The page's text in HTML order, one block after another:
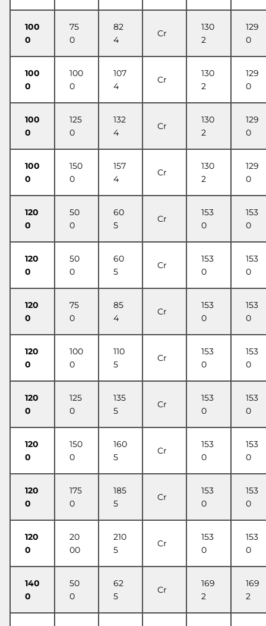
100
0
75
0
82
4
Cr
130
2
129
0
100
0
100
0
107
4
Cr
130
2
129
0
100
0
125
0
132
4
Cr
130
2
129
0
100
0
150
0
157
4
Cr
130
2
129
0
120
0
50
0
60
5
Cr
153
0
153
0
120
0
50
0
60
5
Cr
153
0
153
0
120
0
75
0
85
4
Cr
153
0
153
0
120
0
100
0
110
5
Cr
153
0
153
0
120
0
125
0
135
5
Cr
153
0
153
0
120
0
150
0
160
5
Cr
153
0
153
0
120
0
175
0
185
5
Cr
153
0
153
0
120
0
20
00
210
5
Cr
153
0
153
0
140
0
50
0
62
5
Cr
169
2
169
2